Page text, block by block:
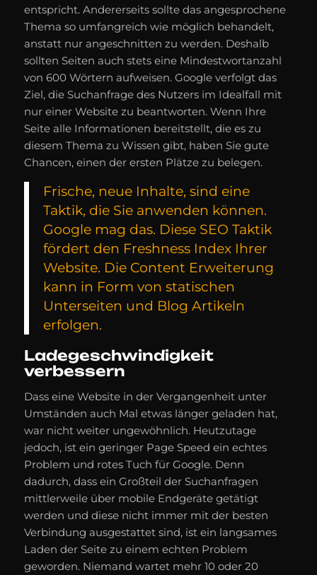
entspricht. Andererseits sollte das angesprochene
Thema so umfangreich wie möglich behandelt,
anstatt nur angeschnitten zu werden. Deshalb
sollten Seiten auch stets eine Mindestwortanzahl
von 600 Wörtern aufweisen. Google verfolgt das
Ziel, die Suchanfrage des Nutzers im Idealfall mit
nur einer Website zu beantworten. Wenn Ihre
Seite alle Informationen bereitstellt, die es zu
diesem Thema zu Wissen gibt, haben Sie gute
Chancen, einen der ersten Plätze zu belegen.
Frische, neue Inhalte, sind eine
Taktik, die Sie anwenden können.
Google mag das. Diese SEO Taktik
fördert den Freshness Index Ihrer
Website. Die Content Erweiterung
kann in Form von statischen
Unterseiten und Blog Artikeln
erfolgen.
Ladegeschwindigkeit
verbessern
Dass eine Website in der Vergangenheit unter
Umständen auch Mal etwas länger geladen hat,
war nicht weiter ungewöhnlich. Heutzutage
jedoch, ist ein geringer Page Speed ein echtes
Problem und rotes Tuch für Google. Denn
dadurch, dass ein Großteil der Suchanfragen
mittlerweile über mobile Endgeräte getätigt
werden und diese nicht immer mit der besten
Verbindung ausgestattet sind, ist ein langsames
Laden der Seite zu einem echten Problem
geworden. Niemand wartet mehr 10 oder 20